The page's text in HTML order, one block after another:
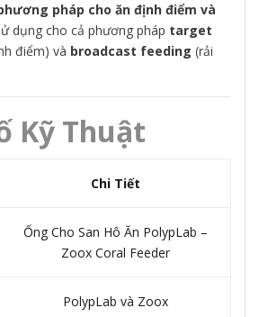
pháp cho ăn định điểm và
dụng cho cả phương pháp target
điểm) và broadcast feeding (rải
Kỹ Thuật
Chi Tiết
Ống Cho San Hô Ăn PolypLab –
Zoox Coral Feeder
PolypLab và Zoox